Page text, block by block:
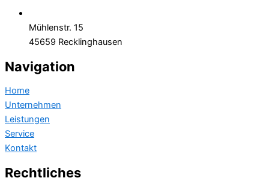
Mühlenstr. 15
45659 Recklinghausen
Navigation
Home
Unternehmen
Leistungen
Service
Kontakt
Rechtliches